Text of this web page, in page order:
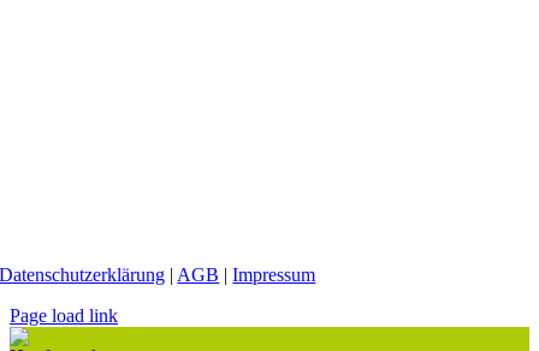
Datenschutzerklärung | AGB |Impressum
Page load link